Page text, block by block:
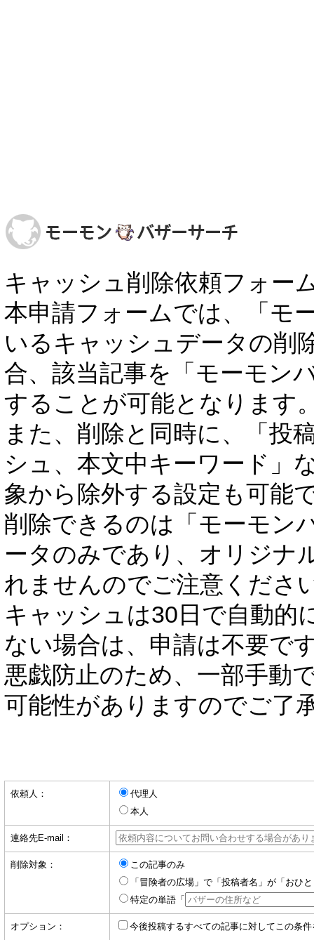
キャッシュ削除依頼フォー
本申請フォームでは、「モ
いるキャッシュデータの削
合、該当記事を「モーモン
することが可能となります
また、削除と同時に、「投
シュ、本文中キーワード」
象から除外する設定も可能
削除できるのは「モーモン
ータのみであり、オリジナ
れませんのでご注意くださ
キャッシュは30日で自動的
ない場合は、申請は不要で
悪戯防止のため、一部手動
可能性がありますのでご了
依頼人：
代理人
本人
連絡先E-mail：
削除対象：
この記事のみ
「冒険者の広場」で「投稿者名」が「おひ
特定の単語「
オプション： 今後投稿するすべての記事に対してこの条